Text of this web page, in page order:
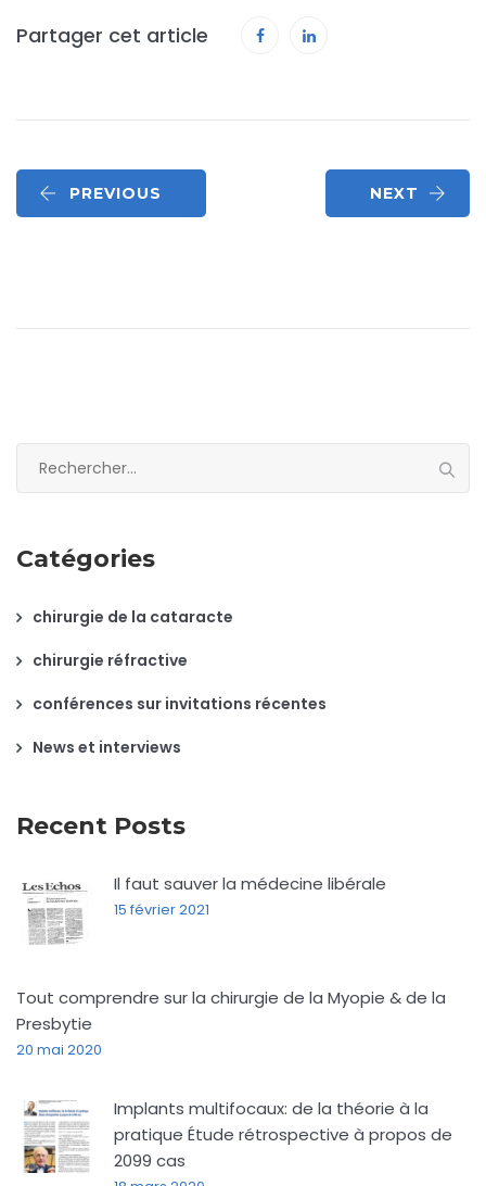
Partager cet article
PREVIOUS NEXT
Catégories
chirurgie de la cataracte
chirurgie réfractive
conférences sur invitations récentes
News et interviews
Recent Posts
Il faut sauver la médecine libérale
15 février 2021
Tout comprendre sur la chirurgie de la Myopie & de la
Presbytie
20 mai 2020
Implants multifocaux: de la théorie à la
pratique Étude rétrospective à propos de
2099 cas